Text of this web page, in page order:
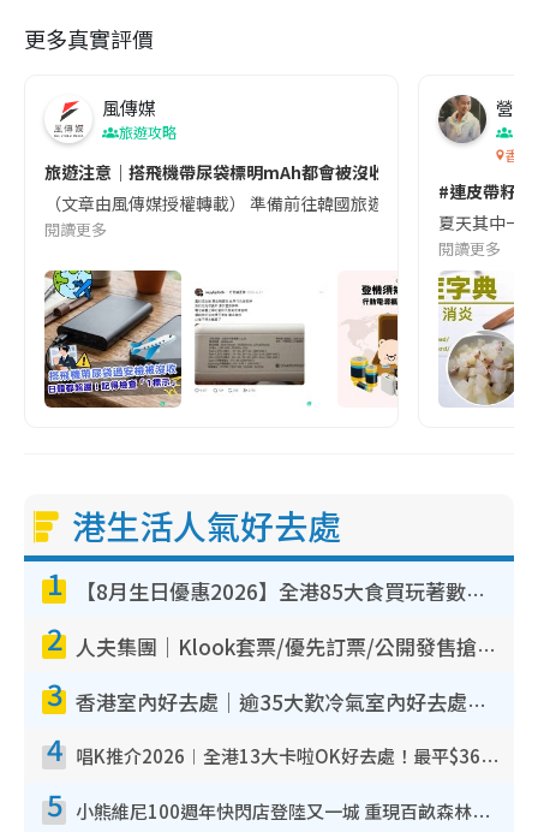
更多真實評價
風傳媒
旅遊攻略
旅遊注意｜搭飛機帶尿袋標明mAh都會被沒收😱出發前切記檢查
（文章由風傳媒授權轉載） 準備前往韓國旅遊的民眾，近期要
閱讀更多
營養
香港
#連皮帶籽
夏天其中一
閱讀更多
港生活人氣好去處
1 【8月生日優惠2026】全港85大食買玩著數攻略 自助餐/火鍋放題同行免費＋誠品/DONKI送現金券
2 人夫集團｜Klook套票/優先訂票/公開發售搶飛攻略！附票價.購票連結.場地座位表
3 香港室內好去處｜逾35大歎冷氣室內好去處推介 室內活動免費避雨無懼落雨
4 唱K推介2026︱全港13大卡啦OK好去處！最平$36起 日文K都有！(附地址+收費詳情)
5 小熊維尼100週年快閃店登陸又一城 重現百畝森林經典場景／獨家限定盲盒登場／專屬DIY香水